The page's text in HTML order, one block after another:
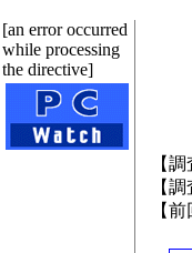
[an error occurred
while processing
the directive]
【
【
【